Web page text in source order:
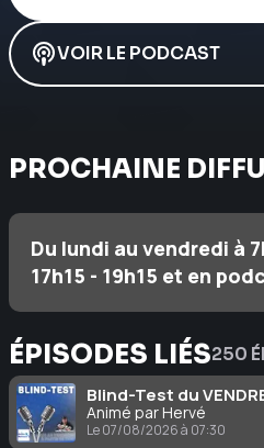
VOIR LE PODCAST
PROCHAINE
Du lundi au vendredi à
17h15 - 19h15 et en
ÉPISODES LIÉS250
Blind-Test du
Animé par Hervé
Le 07/08/2026 à 07:30